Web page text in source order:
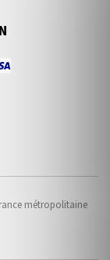
métropolitaine